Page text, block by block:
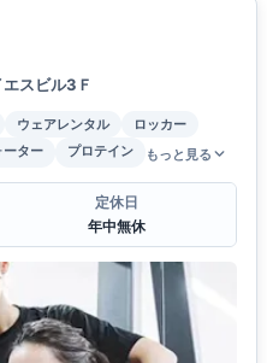
スビル3Ｆ
ウェアレンタル
ロッカー
ーター プロテイン もっと見る
定休日
年中無休